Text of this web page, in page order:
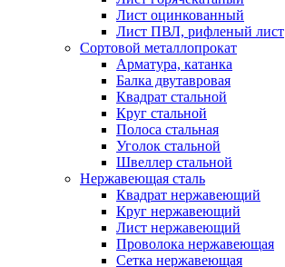
Лист оцинкованный
Лист ПВЛ, рифленый лист
Сортовой металлопрокат
Арматура, катанка
Балка двутавровая
Квадрат стальной
Круг стальной
Полоса стальная
Уголок стальной
Швеллер стальной
Нержавеющая сталь
Квадрат нержавеющий
Круг нержавеющий
Лист нержавеющий
Проволока нержавеющая
Сетка нержавеющая